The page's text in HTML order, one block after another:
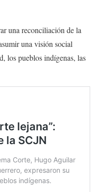
una reconciliación de la
una visión social
los pueblos indígenas, las